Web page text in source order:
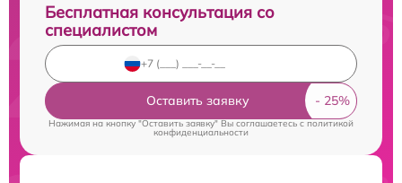
Бесплатная консультация со
специалистом
Оставить заявку
Нажимая на кнопку "Оставить заявку" Вы соглашаетесь cполитикой
конфиденциальности